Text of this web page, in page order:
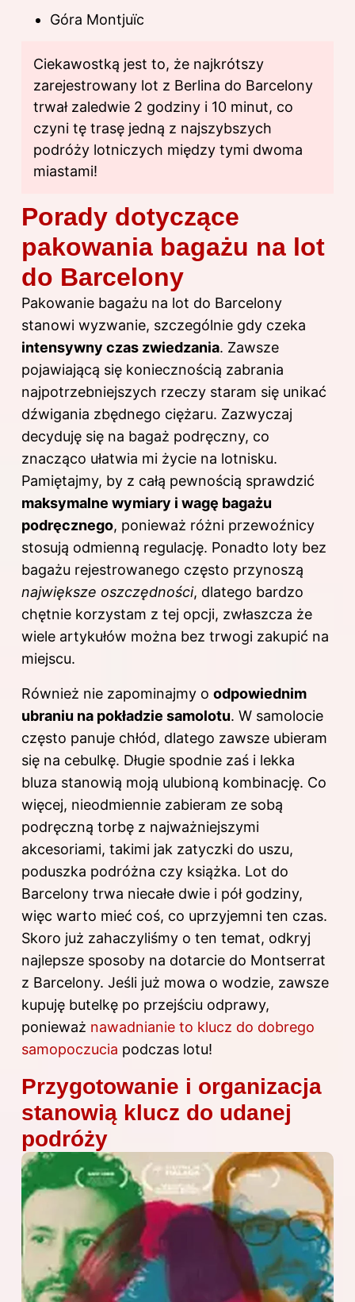
Góra Montjuïc
Ciekawostką jest to, że najkrótszy
zarejestrowany lot z Berlina do Barcelony
trwał zaledwie 2 godziny i 10 minut, co
czyni tę trasę jedną z najszybszych
podróży lotniczych między tymi dwoma
miastami!
Porady dotyczące
pakowania bagażu na lot
do Barcelony
Pakowanie bagażu na lot do Barcelony
stanowi wyzwanie, szczególnie gdy czeka
intensywny czas zwiedzania. Zawsze
pojawiającą się koniecznością zabrania
najpotrzebniejszych rzeczy staram się unikać
dźwigania zbędnego ciężaru. Zazwyczaj
decyduję się na bagaż podręczny, co
znacząco ułatwia mi życie na lotnisku.
Pamiętajmy, by z całą pewnością sprawdzić
maksymalne wymiary i wagę bagażu
podręcznego, ponieważ różni przewoźnicy
stosują odmienną regulację. Ponadto loty bez
bagażu rejestrowanego często przynoszą
największe oszczędności, dlatego bardzo
chętnie korzystam z tej opcji, zwłaszcza że
wiele artykułów można bez trwogi zakupić na
miejscu.
Również nie zapominajmy o odpowiednim
ubraniu na pokładzie samolotu. W samolocie
często panuje chłód, dlatego zawsze ubieram
się na cebulkę. Długie spodnie zaś i lekka
bluza stanowią moją ulubioną kombinację. Co
więcej, nieodmiennie zabieram ze sobą
podręczną torbę z najważniejszymi
akcesoriami, takimi jak zatyczki do uszu,
poduszka podróżna czy książka. Lot do
Barcelony trwa niecałe dwie i pół godziny,
więc warto mieć coś, co uprzyjemni ten czas.
Skoro już zahaczyliśmy o ten temat, odkryj
najlepsze sposoby na dotarcie do Montserrat
z Barcelony. Jeśli już mowa o wodzie, zawsze
kupuję butelkę po przejściu odprawy,
ponieważ nawadnianie to klucz do dobrego
samopoczucia podczas lotu!
Przygotowanie i organizacja
stanowią klucz do udanej
podróży